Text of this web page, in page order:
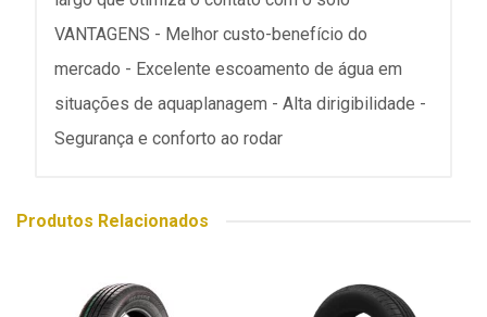
VANTAGENS - Melhor custo-benefício do
mercado - Excelente escoamento de água em
situações de aquaplanagem - Alta dirigibilidade -
Segurança e conforto ao rodar
Produtos Relacionados